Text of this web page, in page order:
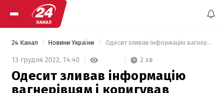
24 Канал Новини України Одесит зливав інформацію вагнерівцям і коригував ракети
13 грудня 2022, 14:40 2 хв
Одесит зливав інформацію
вагнерівцям і коригував